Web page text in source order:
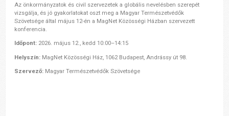
Az önkormányzatok és civil szervezetek a globális nevelésben szerepét
vizsgálja, és jó gyakorlatokat oszt meg a Magyar Természetvédők
Szövetsége által május 12-én a MagNet Közösségi Házban szervezett
konferencia.
Időpont: 2026. május 12., kedd 10:00–14:15
Helyszín: MagNet Közösségi Ház, 1062 Budapest, Andrássy út 98.
Szervező: Magyar Természetvédők Szövetsége